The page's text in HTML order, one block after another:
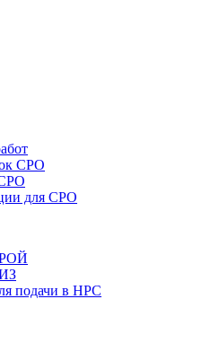
СРО
для СРО
подачи в НРС